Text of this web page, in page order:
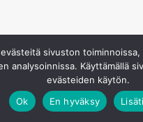
jokaiseen hintaluokkaan
Specsien spekulointina
onttoa sisältöä.
evästeitä sivuston toiminnoissa,
analysoinnissa. Käyttämällä
evästeiden käytön.
Ok
En hyväksy